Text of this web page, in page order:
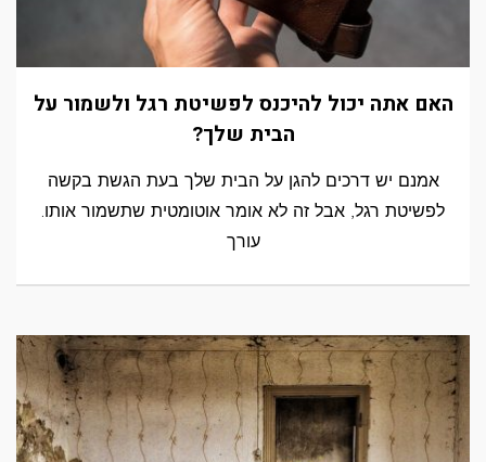
האם אתה יכול להיכנס לפשיטת רגל ולשמור על
הבית שלך?
אמנם יש דרכים להגן על הבית שלך בעת הגשת בקשה
לפשיטת רגל, אבל זה לא אומר אוטומטית שתשמור אותו.
עורך